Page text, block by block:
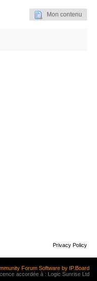
Mon contenu
Privacy Policy
Forum Software by IP.Board
accordée à : Logic Sunrise Ltd